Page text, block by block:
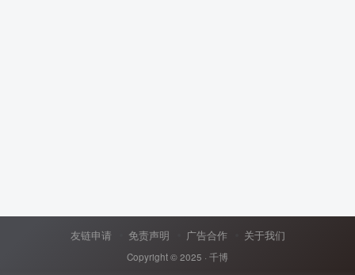
友链申请 免责声明 广告合作 关于我们
Copyright © 2025 · 千博